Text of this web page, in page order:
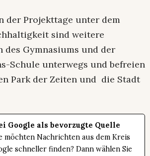
der Projekttage unter dem
sind weitere
des Gymnasiums und der
Schule unterwegs und befreien
Park der Zeiten und die Stadt
Google als bevorzugte Quelle
möchten Nachrichten aus dem Kreis
schneller finden? Dann wählen Sie